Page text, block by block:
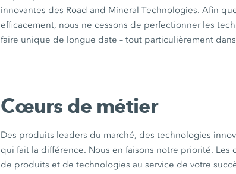
innovantes des Road and Mineral Technologies. Afin
efficacement, nous ne cessons de perfectionner les
faire unique de longue date – tout particulièrement
Cœurs de métier
Des produits leaders du marché, des technologies
qui fait la différence. Nous en faisons notre priorité.
de produits et de technologies au service de votre